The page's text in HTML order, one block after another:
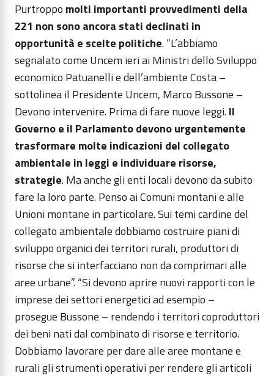
Purtroppo molti importanti provvedimenti della
221 non sono ancora stati declinati in
opportunità e scelte politiche. “L’abbiamo
segnalato come Uncem ieri ai Ministri dello Sviluppo
economico Patuanelli e dell’ambiente Costa –
sottolinea il Presidente Uncem, Marco Bussone –
Devono intervenire. Prima di fare nuove leggi.Il
Governo e il Parlamento devono urgentemente
trasformare molte indicazioni del collegato
ambientale in leggi e individuare risorse,
strategie. Ma anche gli enti locali devono da subito
fare la loro parte. Penso ai Comuni montani e alle
Unioni montane in particolare. Sui temi cardine del
collegato ambientale dobbiamo costruire piani di
sviluppo organici dei territori rurali, produttori di
risorse che si interfacciano non da comprimari alle
aree urbane”. “Si devono aprire nuovi rapporti con le
imprese dei settori energetici ad esempio –
prosegue Bussone – rendendo i territori coproduttori
dei beni nati dal combinato di risorse e territorio.
Dobbiamo lavorare per dare alle aree montane e
rurali gli strumenti operativi per rendere gli articoli